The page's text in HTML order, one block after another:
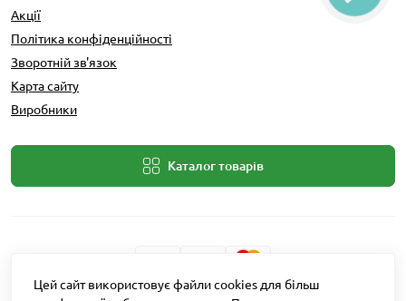
Акції
Політика конфіденційності
Зворотній зв'язок
Карта сайту
Виробники
Каталог товарів
Цей сайт використовує файли cookies для більш